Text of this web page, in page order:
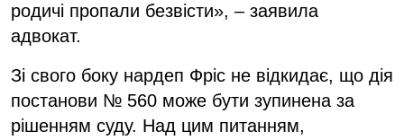
родичі пропали безвісти», – заявила
адвокат.
Зі свого боку нардеп Фріс не відкидає, що дія
постанови № 560 може бути зупинена за
рішенням суду. Над цим питанням,